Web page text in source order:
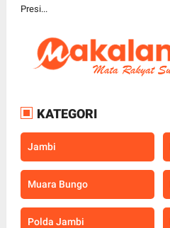
Presi...
KATEGORI
Jambi
Muara Bungo
Polda Jambi